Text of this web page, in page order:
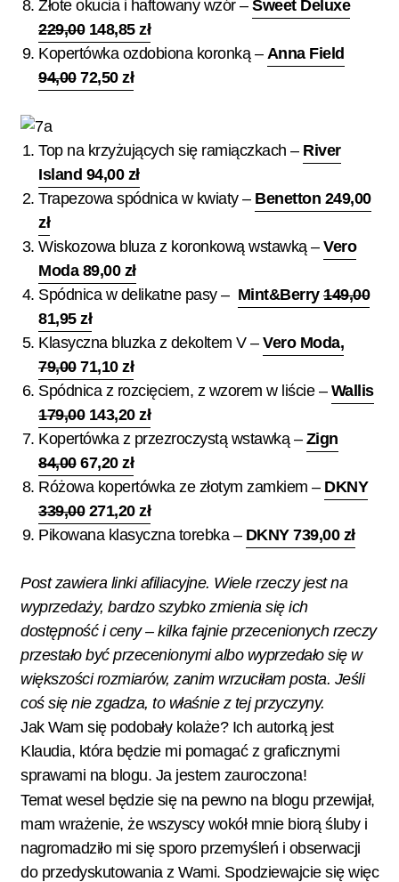
Złote okucia i haftowany wzór – Sweet Deluxe
229,00148,85 zł
Kopertówka ozdobiona koronką – Anna Field
94,0072,50 zł
Top na krzyżujących się ramiączkach – River
Island 94,00 zł
Trapezowa spódnica w kwiaty – Benetton 249,00
zł
Wiskozowa bluza z koronkową wstawką – Vero
Moda 89,00 zł
Spódnica w delikatne pasy – Mint&Berry 149,00
81,95 zł
Klasyczna bluzka z dekoltem V – Vero Moda,
79,0071,10 zł
Spódnica z rozcięciem, z wzorem w liście – Wallis
179,00143,20 zł
Kopertówka z przezroczystą wstawką – Zign
84,0067,20 zł
Różowa kopertówka ze złotym zamkiem – DKNY
339,00271,20 zł
Pikowana klasyczna torebka – DKNY 739,00 zł
Post zawiera linki afiliacyjne. Wiele rzeczy jest na
wyprzedaży, bardzo szybko zmienia się ich
dostępność i ceny – kilka fajnie przecenionych rzeczy
przestało być przecenionymi albo wyprzedało się w
większości rozmiarów, zanim wrzuciłam posta. Jeśli
coś się nie zgadza, to właśnie z tej przyczyny.
Jak Wam się podobały kolaże? Ich autorką jest
Klaudia, która będzie mi pomagać z graficznymi
sprawami na blogu. Ja jestem zauroczona!
Temat wesel będzie się na pewno na blogu przewijał,
mam wrażenie, że wszyscy wokół mnie biorą śluby i
nagromadziło mi się sporo przemyśleń i obserwacji
do przedyskutowania z Wami. Spodziewajcie się więc